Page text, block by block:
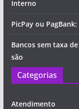
Interno
PicPay ou
Bancos sem taxa
são
Categorias
Atendimento